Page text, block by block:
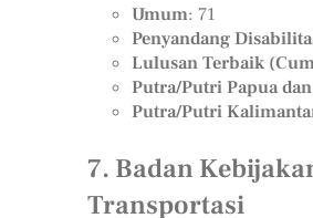
Umum: 71
Penyandang
Lulusan Terbaik
Putra/Putri Papua
Putra/Putri
7. Badan
Transportasi